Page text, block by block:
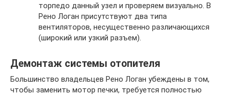
торпедо данный узел и проверяем визуально. В
Рено Логан присутствуют два типа
вентиляторов, несущественно различающихся
(широкий или узкий разъем).
Демонтаж системы отопителя
Большинство владельцев Рено Логан убеждены в том,
чтобы заменить мотор печки, требуется полностью